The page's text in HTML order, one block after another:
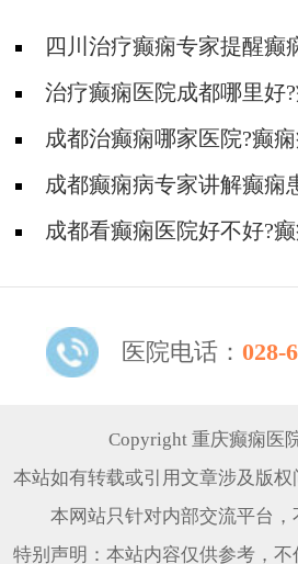
四川治疗癫痫专家提醒癫
治疗癫痫医院成都哪里好
食物!成都治癫痫哪家医院?癫
食?成都癫痫病专家讲解癫痫
法
成都看癫痫医院好不好?
医院电话： 028-
Copyright 重庆癫痫医
本站如有转载或引用文章涉及版
本网站只针对内部交流平台，
特别声明：本站内容仅供参考，不